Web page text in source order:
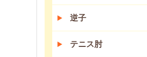
逆子
テニス肘